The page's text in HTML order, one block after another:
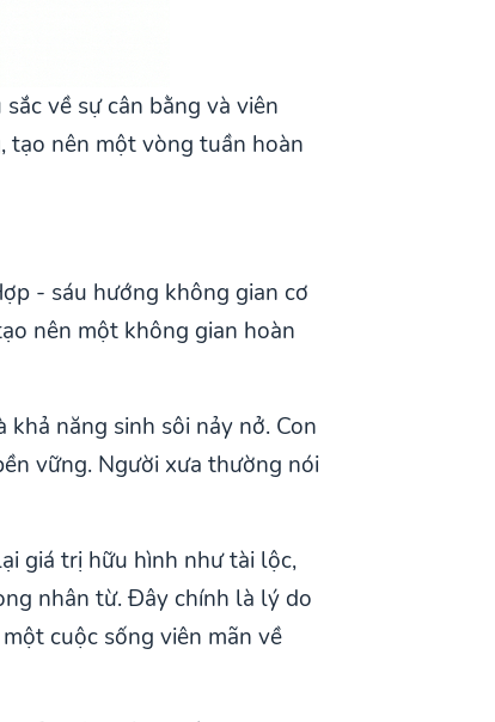
về sự cân bằng và viên
tạo nên một vòng tuần hoàn
- sáu hướng không gian cơ
nên một không gian hoàn
năng sinh sôi nảy nở. Con
vững. Người xưa thường nói
giá trị hữu hình như tài lộc,
nhân từ. Đây chính là lý do
cuộc sống viên mãn về